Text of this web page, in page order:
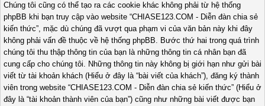
Chúng tôi cũng có thể tạo ra các cookie khác không phải từ hệ thống
phpBB khi bạn truy cập vào website “CHIASE123.COM - Diễn đàn chia sẻ
kiến thức”, mặc dù chúng đã vượt qua phạm vi của văn bản này khi đây
không phải vấn đề thuộc về hệ thống phpBB. Bước thứ hai trong quá trình
chúng tôi thu thập thông tin của bạn là những thông tin cá nhân bạn đã
cung cấp cho chúng tôi. Những thông tin này không bị giới hạn như gửi bài
viết từ tài khoản khách (Hiểu ở đây là “bài viết của khách”), đăng ký thành
viên trong website “CHIASE123.COM - Diễn đàn chia sẻ kiến thức” (Hiểu ở
đây là “tài khoản thành viên của bạn”) cũng như những bài viết được bạn